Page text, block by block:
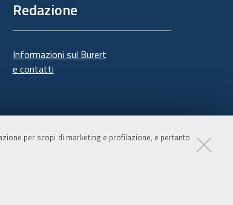
per scopi di marketing e profilazione, e pertanto
Redazione
Informazioni sul Burert
e contatti